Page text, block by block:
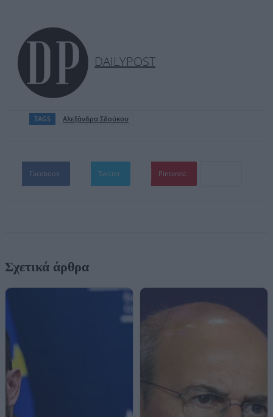
DAILYPOST
TAGS Αλεξάνδρα Σδούκου
Facebook Twitter Pinterest
Σχετικά άρθρα